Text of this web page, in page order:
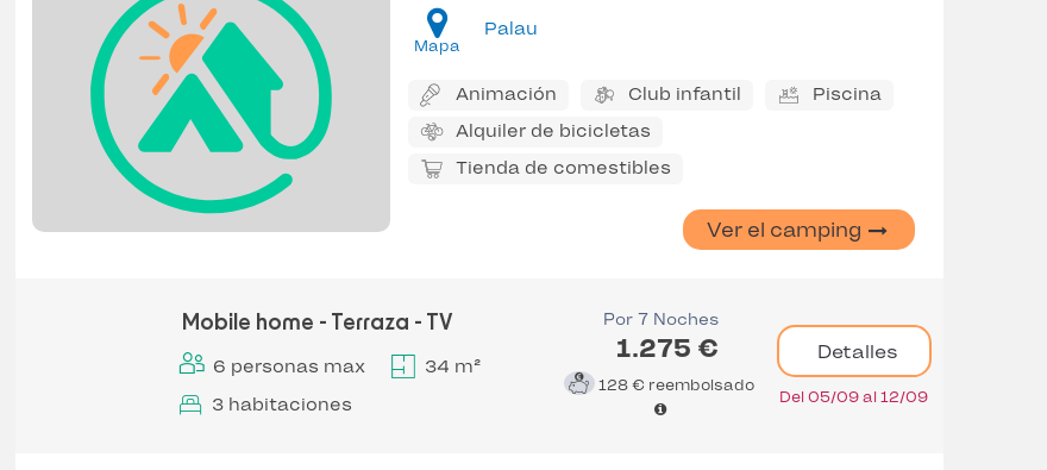
Mapa
Palau
Animación Club infantil
Piscina
Alquiler de bicicletas
Tienda de comestibles
Ver el camping
Mobile home - Terraza - TV
6 personas max
34 m²
3 habitaciones
Por 7 Noches
1.275 €
128 € reembolsado
Detalles
Del 05/09 al 12/09